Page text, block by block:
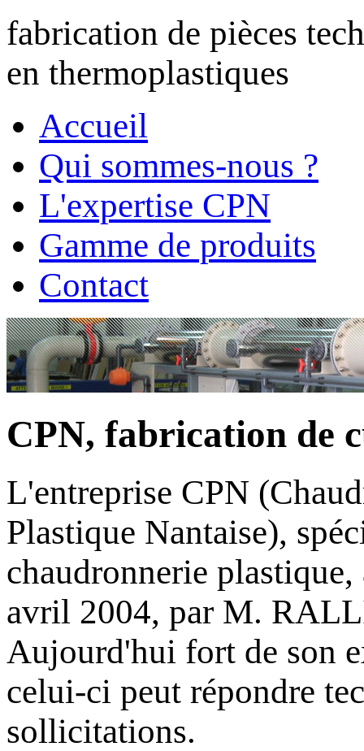
fabrication de pièces
en thermoplastiques
Accueil
Qui sommes-nous ?
L'expertise CPN
Gamme de produits
Contact
CPN, fabrication de
L'entreprise CPN
Plastique Nantaise),
chaudronnerie plastique,
avril 2004, par M.
Aujourd'hui fort de son
celui-ci peut répondre
sollicitations.